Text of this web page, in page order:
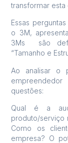
transformar
Essas
o 3M,
3Ms são
“Tamanho e
Ao analisar o
questões:
Qual é a
produto/serviço
Como os
empresa? O